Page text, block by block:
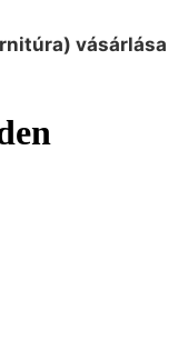
vásárlása